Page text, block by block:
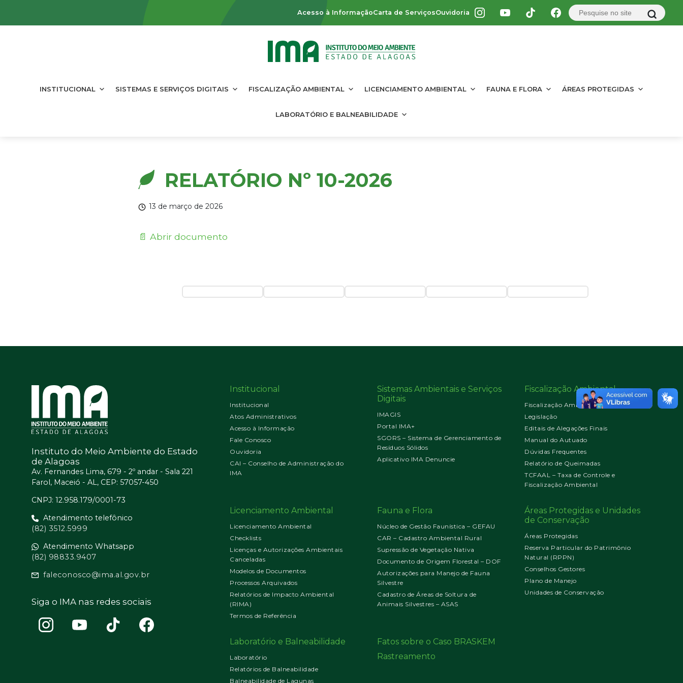
Acesso à InformaçãoCarta de ServiçosOuvidoria
INSTITUCIONAL SISTEMAS E SERVIÇOS DIGITAIS FISCALIZAÇÃO AMBIENTAL LICENCIAMENTO AMBIENTAL FAUNA E FLORA ÁREAS PROTEGIDAS
LABORATÓRIO E BALNEABILIDADE
RELATÓRIO Nº 10-2026
13 de março de 2026
📄 Abrir documento
Instituto do Meio Ambiente do Estado
de Alagoas
Av. Fernandes Lima, 679 - 2º andar - Sala 221
Farol, Maceió - AL, CEP: 57057-450
CNPJ: 12.958.179/0001-73
Atendimento telefônico
(82) 3512.5999
Atendimento Whatsapp
(82) 98833.9407
faleconosco@ima.al.gov.br
Siga o IMA nas redes sociais
Institucional
Institucional
Atos Administrativos
Acesso à Informação
Fale Conosco
Ouvidoria
CAI – Conselho de Administração do
IMA
Sistemas Ambientais e Serviços
Digitais
IMAGIS
Portal IMA+
SGORS – Sistema de Gerenciamento de
Resíduos Sólidos
Aplicativo IMA Denuncie
Fiscalização Ambiental
Fiscalização Ambiental
Legislação
Editais de Alegações Finais
Manual do Autuado
Dúvidas Frequentes
Relatório de Queimadas
TCFAAL – Taxa de Controle e
Fiscalização Ambiental
Licenciamento Ambiental
Licenciamento Ambiental
Checklists
Licenças e Autorizações Ambientais
Canceladas
Modelos de Documentos
Processos Arquivados
Relatórios de Impacto Ambiental
(RIMA)
Termos de Referência
Fauna e Flora
Núcleo de Gestão Faunística – GEFAU
CAR – Cadastro Ambiental Rural
Supressão de Vegetação Nativa
Documento de Origem Florestal – DOF
Autorizações para Manejo de Fauna
Silvestre
Cadastro de Áreas de Soltura de
Animais Silvestres – ASAS
Áreas Protegidas e Unidades
de Conservação
Áreas Protegidas
Reserva Particular do Patrimônio
Natural (RPPN)
Conselhos Gestores
Plano de Manejo
Unidades de Conservação
Laboratório e Balneabilidade
Laboratório
Relatórios de Balneabilidade
Balneabilidade de Lagunas
Fatos sobre o Caso BRASKEM
Rastreamento